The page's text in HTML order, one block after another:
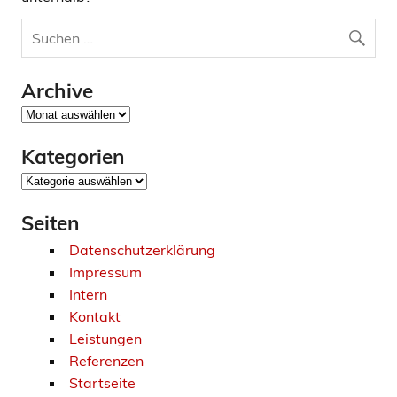
Archive
Archive
Kategorien
Kategorien
Seiten
Datenschutzerklärung
Impressum
Intern
Kontakt
Leistungen
Referenzen
Startseite